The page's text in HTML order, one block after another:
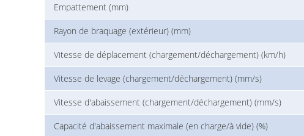
Empattement (mm)
Rayon de braquage (extérieur) (mm)
Vitesse de déplacement (chargement/déchargement) (km/h)
Vitesse de levage (chargement/déchargement) (mm/s)
Vitesse d'abaissement (chargement/déchargement) (mm/s)
Capacité d'abaissement maximale (en charge/à vide) (%)